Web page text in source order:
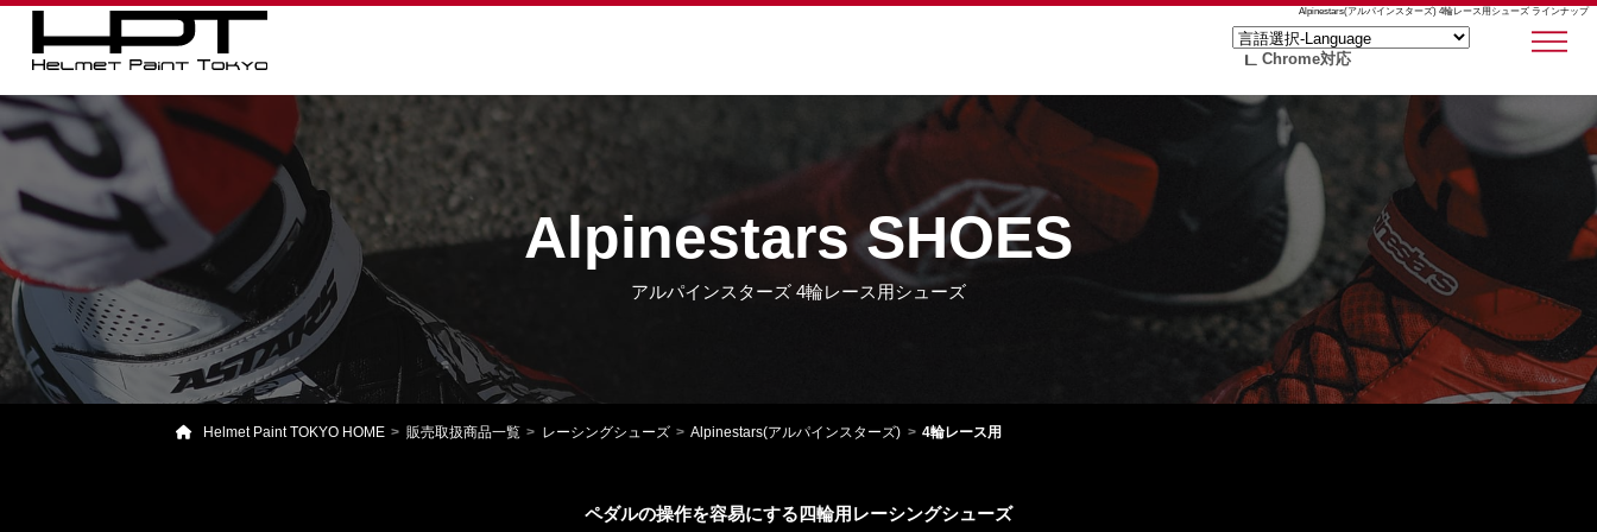
Alpinestars(アルパインスターズ) 4輪レース用シューズ ラインナップ
Chrome対応
Alpinestars SHOES
アルパインスターズ 4輪レース用シューズ
Helmet Paint TOKYO HOME 販売取扱商品一覧 レーシングシューズ Alpinestars(アルパインスターズ) 4輪レース用
ペダルの操作を容易にする四輪用レーシングシューズ